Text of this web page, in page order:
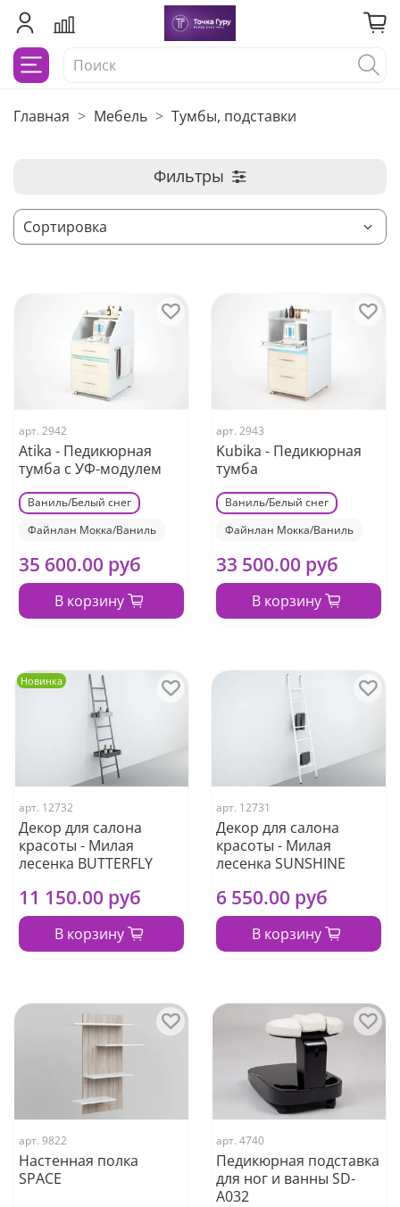
Главная Мебель Тумбы, подставки
Фильтры
арт. 2942
Atika - Педикюрная
тумба с УФ-модулем
Ваниль/Белый снег
Файнлан Мокка/Ваниль
35 600.00 руб
В корзину
арт. 2943
Kubika - Педикюрная
тумба
Ваниль/Белый снег
Файнлан Мокка/Ваниль
33 500.00 руб
В корзину
Новинка
арт. 12732
Декор для салона
красоты - Милая
лесенка BUTTERFLY
11 150.00 руб
В корзину
арт. 12731
Декор для салона
красоты - Милая
лесенка SUNSHINE
6 550.00 руб
В корзину
арт. 9822
Настенная полка
SPACE
арт. 4740
Педикюрная подставка
для ног и ванны SD-
A032